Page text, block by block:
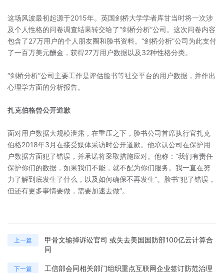
这场风波最初起源于2015年。英国剑桥大学学者库甘当时将一次涉
及个人性格的问卷调查结果转交给了“剑桥分析”公司。这次问卷内容
包含了27万用户的个人朋友圈和脸书资料。“剑桥分析”公司为此支付
了一百万美元酬金，获得27万用户数据以及32种性格分类。
“剑桥分析”公司主要工作是评估脸书等社交平台的用户数据，并作出
心理学方面的分析报告。
扎克伯格曾公开道歉
面对用户数据大规模泄露，在重压之下，脸书公司首席执行官扎克
伯格2018年3月在接受媒体采访时公开道歉。他承认公司在保护用
户数据方面犯了错误，并承诺将采取措施应对。他称：“我们有责任
保护你们的数据，如果我们不能，就不配为你们服务。我一直在努
力了解到底发生了什么，以及如何确保不再发生”。脸书“犯了错误，
但还有更多事情要做，需要加速去做”。
上一篇
甲骨文输掉诉讼官司 或失去美国国防部100亿云计算合
同
下一篇
工信部会同相关部门组织重点互联网企业签订防范治理